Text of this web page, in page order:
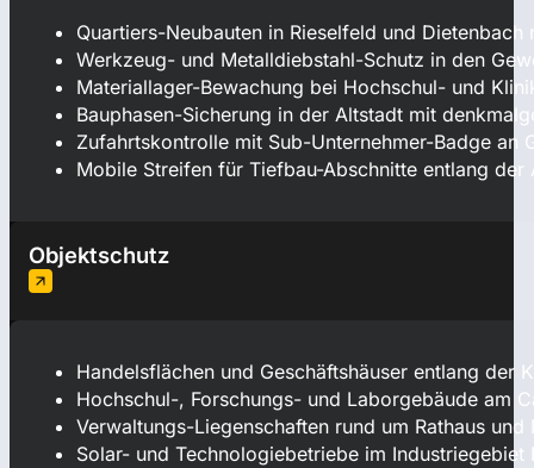
Quartiers-Neubauten in Rieselfeld und Dietenbach
Werkzeug- und Metalldiebstahl-Schutz in den
Materiallager-Bewachung bei Hochschul- und
Bauphasen-Sicherung in der Altstadt mit
Zufahrtskontrolle mit Sub-Unternehmer-Badge an
Mobile Streifen für Tiefbau-Abschnitte entlang der
Objektschutz
Handelsflächen und Geschäftshäuser entlang der
Hochschul-, Forschungs- und Laborgebäude am
Verwaltungs-Liegenschaften rund um Rathaus und
Solar- und Technologiebetriebe im